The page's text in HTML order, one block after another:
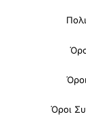
Όροι